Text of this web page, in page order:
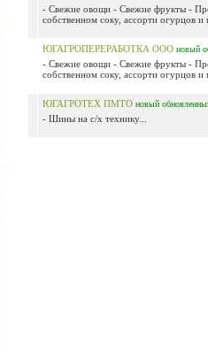
- Свежие овощи - Свежие фрукты -
собственном соку, ассорти огурцов и
ЮГАГРОПЕРЕРАБОТКА ООО новый
- Свежие овощи - Свежие фрукты -
собственном соку, ассорти огурцов и
ЮГАГРОТЕХ ПМТО новый
- Шины на с/х технику...